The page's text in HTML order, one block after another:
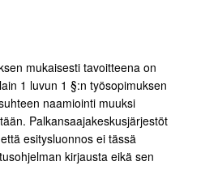
mukaisesti tavoitteena on
1 luvun 1 §:n työsopimuksen
naamiointi muuksi
Palkansaajakeskusjärjestöt
esitysluonnos ei tässä
kirjausta eikä sen